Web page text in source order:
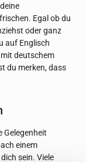
Egal ob du
oder ganz
auf Englisch
deutschem
du merken, dass
Gelegenheit
einem
sein. Viele